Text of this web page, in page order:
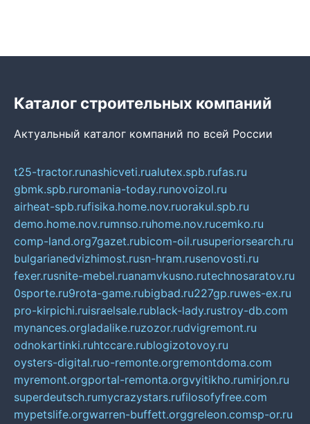
Каталог строительных компаний
Актуальный каталог компаний по всей России
t25-tractor.runashicveti.rualutex.spb.rufas.ru
gbmk.spb.ruromania-today.runovoizol.ru
airheat-spb.rufisika.home.nov.ruorakul.spb.ru
demo.home.nov.rumnso.ruhome.nov.rucemko.ru
comp-land.org7gazet.rubicom-oil.rusuperiorsearch.ru
bulgarianedvizhimost.rusn-hram.rusenovosti.ru
fexer.rusnite-mebel.ruanamvkusno.rutechnosaratov.ru
0sporte.ru9rota-game.rubigbad.ru227gp.ruwes-ex.ru
pro-kirpichi.ruisraelsale.rublack-lady.rustroy-db.com
mynances.orgladalike.ruzozor.rudvigremont.ru
odnokartinki.ruhtccare.rublogizotovoy.ru
oysters-digital.ruo-remonte.orgremontdoma.com
myremont.orgportal-remonta.orgvyitikho.rumirjon.ru
superdeutsch.rumycrazystars.rufilosofyfree.com
mypetslife.orgwarren-buffett.orggreleon.comsp-or.ru